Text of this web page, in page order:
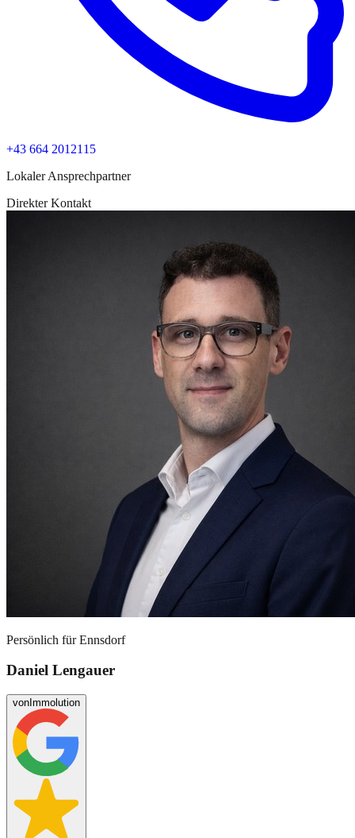
+43 664 2012115
Lokaler Ansprechpartner
Direkter Kontakt
Persönlich fürEnnsdorf
Daniel Lengauer
von Immolution